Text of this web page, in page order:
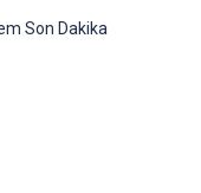
Son Dakika